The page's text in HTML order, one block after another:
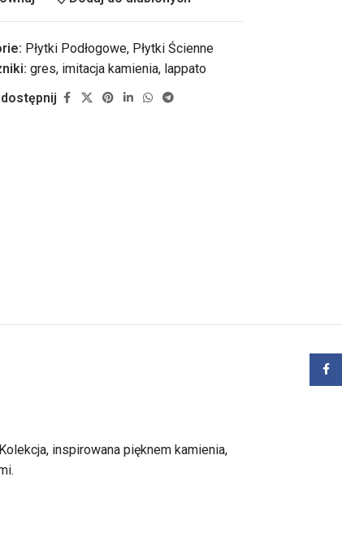
Płytki Podłogowe, Płytki Ścienne
gres, imitacja kamienia, lappato
inspirowana pięknem kamienia,